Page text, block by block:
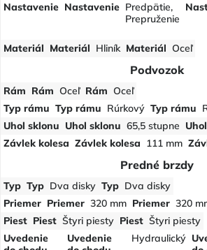
Nastavenie Nastavenie Predpätie,
Prepruženie
Materiál Materiál Hliník Materiál Oceľ
Podvozok
Rám Rám Oceľ Rám Oceľ
Typ rámu Typ rámu Rúrkový Typ rámu
Uhol sklonu Uhol sklonu 65,5 stupne
Závlek kolesa Závlek kolesa 111 mm
Predné brzdy
Typ Typ Dva disky Typ Dva disky
Priemer Priemer 320 mm Priemer 320
Piest Piest Štyri piesty Piest Štyri piesty
Uvedenie
Uvedenie
Hydraulický